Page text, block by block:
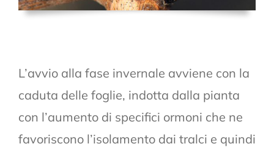
L’avvio alla fase invernale avviene con la
caduta delle foglie, indotta dalla pianta
con l’aumento di specifici ormoni che ne
favoriscono l’isolamento dai tralci e quindi